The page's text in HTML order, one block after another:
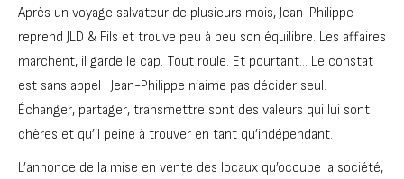
Après un voyage salvateur de plusieurs mois, Jean-Philippe
reprend JLD & Fils et trouve peu à peu son équilibre. Les affaires
marchent, il garde le cap. Tout roule. Et pourtant… Le constat
est sans appel : Jean-Philippe n’aime pas décider seul.
Échanger, partager, transmettre sont des valeurs qui lui sont
chères et qu’il peine à trouver en tant qu’indépendant.
L’annonce de la mise en vente des locaux qu’occupe la société,